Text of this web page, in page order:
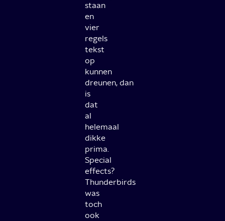
staan
en
vier
regels
tekst
op
kunnen
dreunen,dan
is
dat
al
helemaal
dikke
prima.
Special
effects?
Thunderbirds
was
toch
ook